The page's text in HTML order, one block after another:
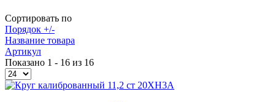
Сортировать по
Порядок +/-
Название товара
Артикул
Показано 1 - 16 из 16